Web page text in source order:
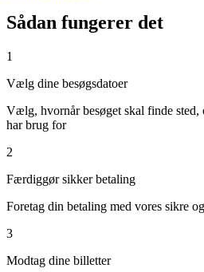
Sådan fungerer det
1
Vælg dine besøgsdatoer
Vælg, hvornår besøget skal finde sted,
har brug for
2
Færdiggør sikker betaling
Foretag din betaling med vores sikre
3
Modtag dine billetter